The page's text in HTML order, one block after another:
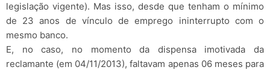
legislação vigente). Mas isso, desde que tenham o mínimo
de 23 anos de vínculo de emprego ininterrupto com o
mesmo banco.
E, no caso, no momento da dispensa imotivada da
reclamante (em 04/11/2013), faltavam apenas 06 meses para